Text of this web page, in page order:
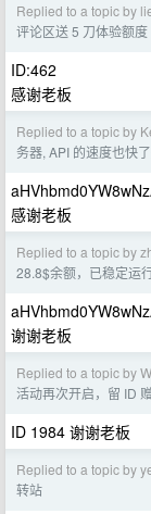
Replied to a topic by
评论区送 5 刀体验额度
ID:462
感谢老板
Replied to a topic by
务器, API 的速度也快了
感谢老板
Replied to a topic by
28.8$余额，已稳定运
谢谢老板
Replied to a topic by
活动再次开启，留 ID
ID 1984 谢谢老板
Replied to a topic by
转站